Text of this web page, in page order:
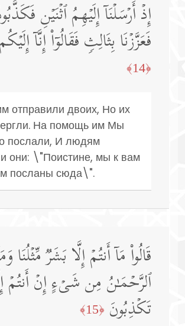
إِذۡ أَرۡسَلۡنَاۤ إِلَیۡهِمُ ٱثۡنَیۡنِ
فَعَزَّزۡنَا بِثَالِثࣲ فَقَالُوۤا۟ إِنَّاۤ
﴿14﴾
отправили двоих, Но их
На помощь им Мы
послали, И людям
они: \"Поистине, мы к вам
посланы сюда\".
قَالُوا۟ مَاۤ أَنتُمۡ إِلَّا بَشَرࣱ مِّثۡلُنَا
ٱلرَّحۡمَـٰنُ مِن شَیۡءٍ إِنۡ أَنتُمۡ
تَكۡذِبُونَ ﴿15﴾